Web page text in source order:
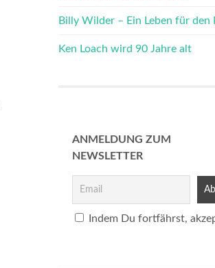
Billy Wilder – Ein Leben für den
Ken Loach wird 90 Jahre alt
ANMELDUNG ZUM
NEWSLETTER
Indem Du fortfährst,